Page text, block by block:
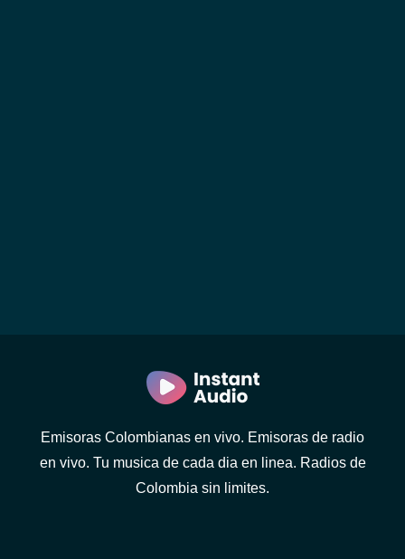
Emisoras Colombianas en vivo. Emisoras de radio
en vivo. Tu musica de cada dia en linea. Radios de
Colombia sin limites.